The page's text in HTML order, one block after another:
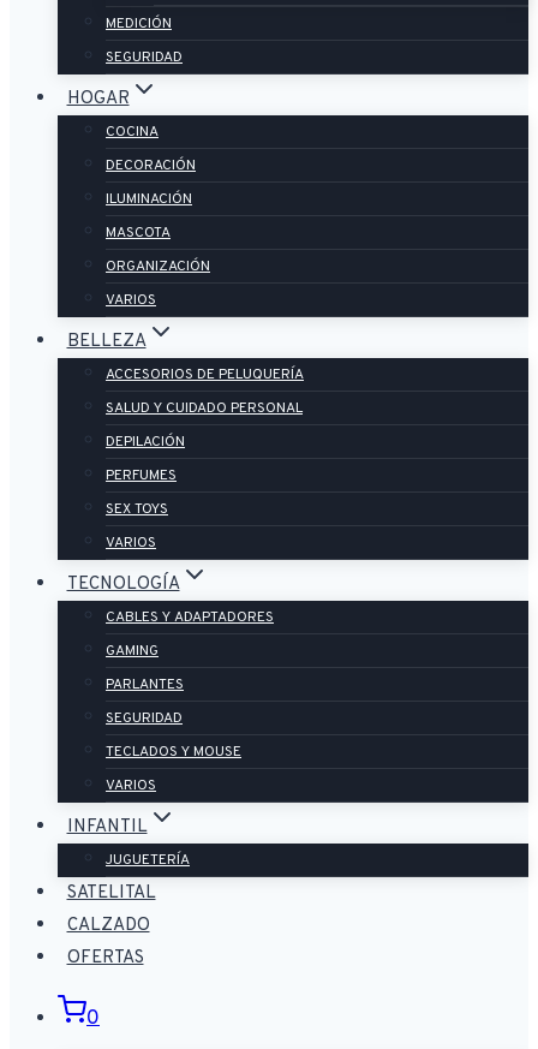
MEDICIÓN
SEGURIDAD
HOGAR
COCINA
DECORACIÓN
ILUMINACIÓN
MASCOTA
ORGANIZACIÓN
VARIOS
BELLEZA
ACCESORIOS DE PELUQUERÍA
SALUD Y CUIDADO PERSONAL
DEPILACIÓN
PERFUMES
SEX TOYS
VARIOS
TECNOLOGÍA
CABLES Y ADAPTADORES
GAMING
PARLANTES
SEGURIDAD
TECLADOS Y MOUSE
VARIOS
INFANTIL
JUGUETERÍA
SATELITAL
CALZADO
OFERTAS
0